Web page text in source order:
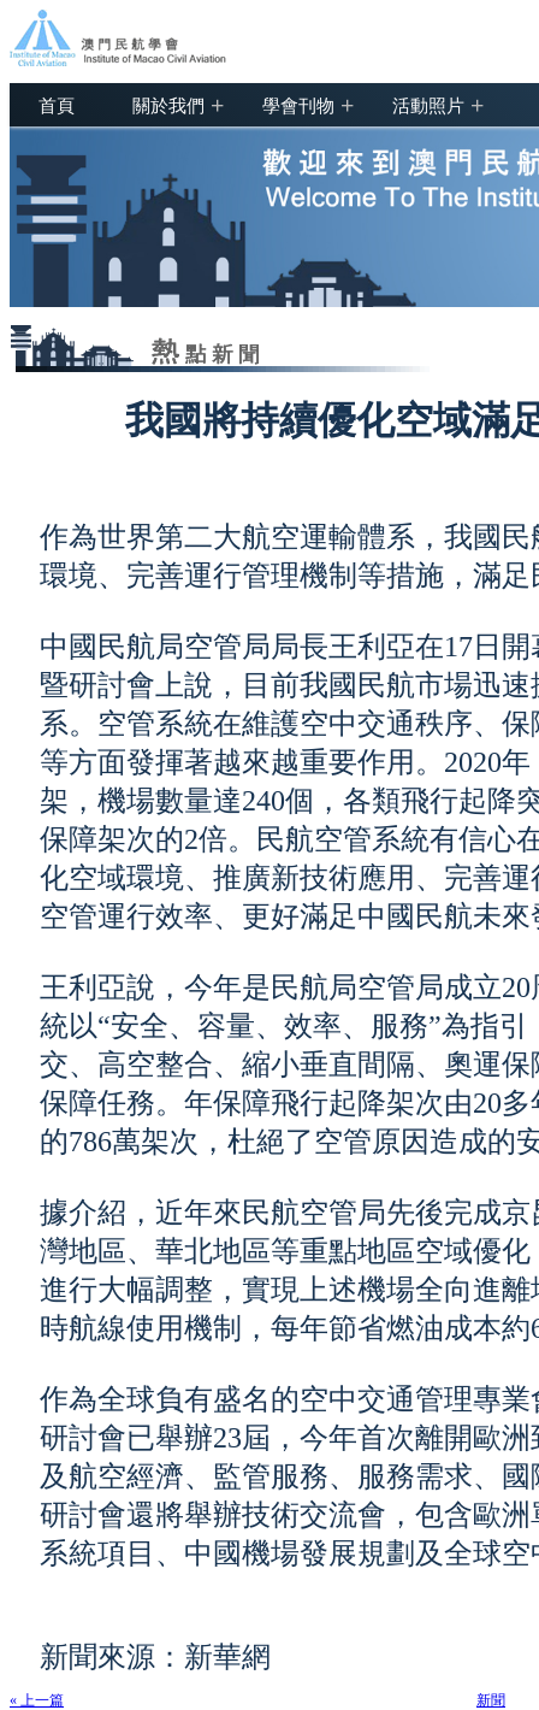
首頁 關於我們 + 學會刊物 + 活動照片 +
我國將持續優化空域滿
作為世界第二大航空運輸體系，我國
環境、完善運行管理機制等措施，滿
中國民航局空管局局長王利亞在17日
暨研討會上說，目前我國民航市場迅
系。空管系統在維護空中交通秩序、
等方面發揮著越來越重要作用。2020
架，機場數量達240個，各類飛行起降
保障架次的2倍。民航空管系統有信心
化空域環境、推廣新技術應用、完善
空管運行效率、更好滿足中國民航未
王利亞說，今年是民航局空管局成立
統以“安全、容量、效率、服務”為指
交、高空整合、縮小垂直間隔、奧運
保障任務。年保障飛行起降架次由20
的786萬架次，杜絕了空管原因造成的
據介紹，近年來民航空管局先後完成
灣地區、華北地區等重點地區空域優
進行大幅調整，實現上述機場全向進
時航線使用機制，每年節省燃油成本約
作為全球負有盛名的空中交通管理專
研討會已舉辦23屆，今年首次離開歐
及航空經濟、監管服務、服務需求、
研討會還將舉辦技術交流會，包含歐
系統項目、中國機場發展規劃及全球
新聞來源：新華網
« 上一篇 新聞